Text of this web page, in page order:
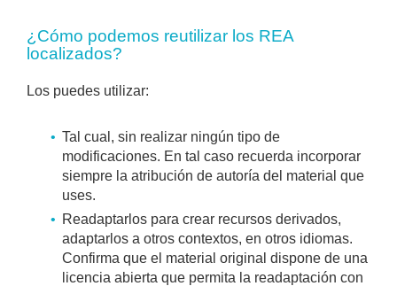
¿Cómo podemos reutilizar los REA
localizados?
Los puedes utilizar:
Tal cual, sin realizar ningún tipo de
modificaciones. En tal caso recuerda incorporar
siempre la atribución de autoría del material que
uses.
Readaptarlos para crear recursos derivados,
adaptarlos a otros contextos, en otros idiomas.
Confirma que el material original dispone de una
licencia abierta que permita la readaptación con